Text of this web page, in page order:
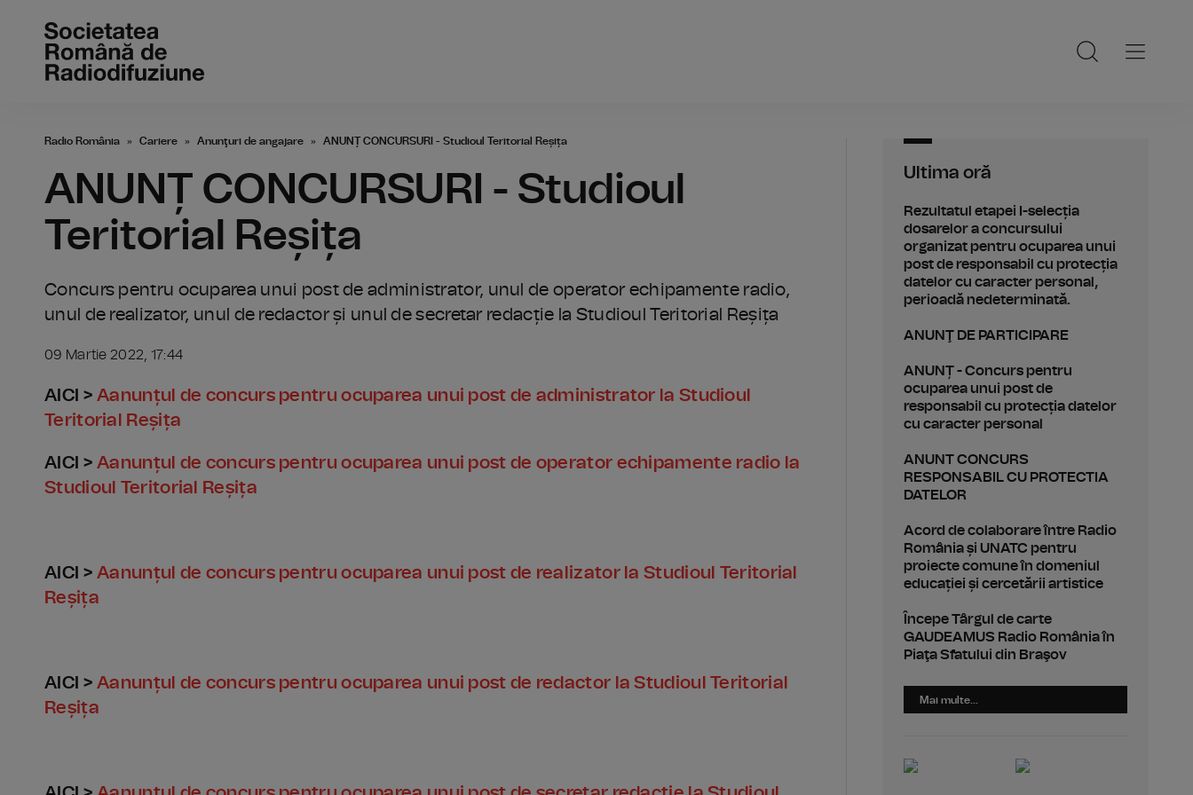
Radio România Cariere Anunţuri de angajare ANUNȚ CONCURSURI - Studioul Teritorial Reșița
ANUNȚ CONCURSURI - Studioul
Teritorial Reșița
Concurs pentru ocuparea unui post de administrator, unul de operator echipamente radio,
unul de realizator, unul de redactor și unul de secretar redacție la Studioul Teritorial Reșița
09 Martie 2022, 17:44
AICI >Aanunțul de concurs pentru ocuparea unui post de administrator la Studioul
Teritorial Reșița
AICI >Aanunțul de concurs pentru ocuparea unui post de operator echipamente radio la
Studioul Teritorial Reșița
AICI >Aanunțul de concurs pentru ocuparea unui post de realizator la Studioul Teritorial
Reșița
AICI >Aanunțul de concurs pentru ocuparea unui post de redactor la Studioul Teritorial
Reșița
Ultima oră
Rezultatul etapei I-selecția
dosarelor a concursului
organizat pentru ocuparea unui
post de responsabil cu protecția
datelor cu caracter personal,
perioadă nedeterminată.
ANUNŢ DE PARTICIPARE
ANUNȚ - Concurs pentru
ocuparea unui post de
responsabil cu protecția datelor
cu caracter personal
ANUNT CONCURS
RESPONSABIL CU PROTECTIA
DATELOR
Acord de colaborare între Radio
România și UNATC pentru
proiecte comune în domeniul
educației și cercetării artistice
Începe Târgul de carte
GAUDEAMUS Radio România în
Piaţa Sfatului din Braşov
Mai multe...